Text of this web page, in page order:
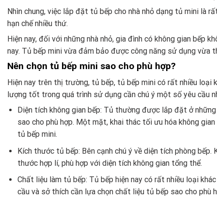
Nhìn chung, việc lắp đặt tủ bếp cho nhà nhỏ dạng tủ mini là
hạn chế nhiều thứ.
Hiện nay, đối với những nhà nhỏ, gia đình có không gian bếp
nay. Tủ bếp mini vừa đảm bảo được công năng sử dụng vừa
Nên chọn tủ bếp mini sao cho phù hợp?
Hiện nay trên thị trường, tủ bếp, tủ bếp mini có rất nhiều loại
lượng tốt trong quá trình sử dụng cần chú ý một số yêu cầu
Diện tích không gian bếp: Tủ thường được lắp đặt ở
sao cho phù hợp. Một mặt, khai thác tối ưu hóa không
tủ bếp mini.
Kích thước tủ bếp: Bên cạnh chú ý về diện tích phòng
thước hợp lí, phù hợp với diện tích không gian tổng thể.
Chất liệu làm tủ bếp: Tủ bếp hiện nay có rất nhiều loại
cầu và sở thích cần lựa chọn chất liệu tủ bếp sao cho phù